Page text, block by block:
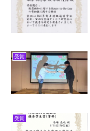
受賞
受賞